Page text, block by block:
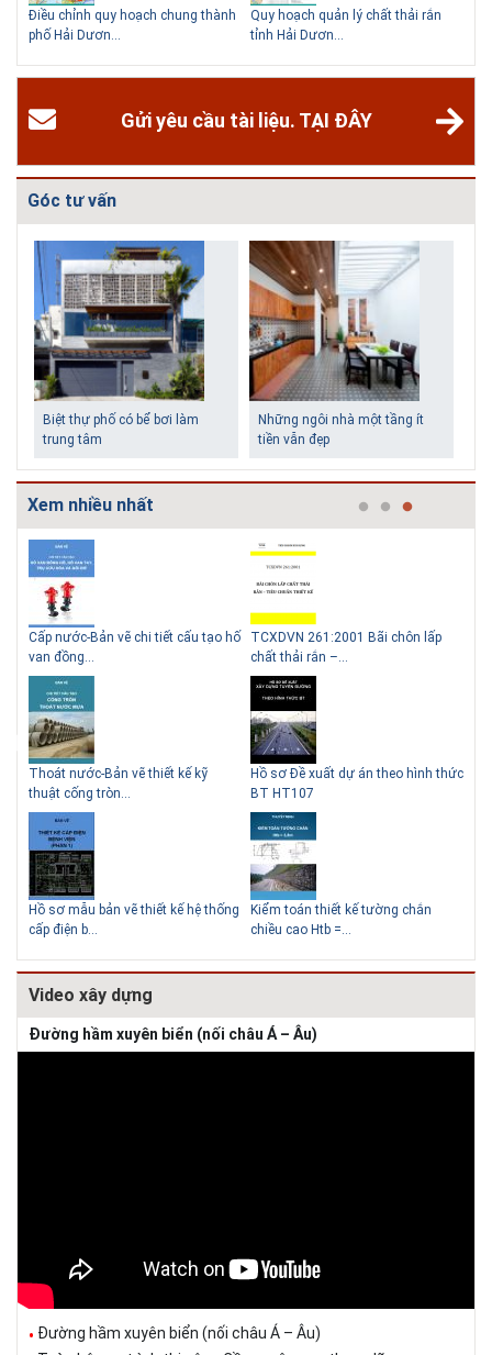
Ngoài các khách sạn và nhà nghỉ, nhiều du khách có xu hướng tìm đến
Điều chỉnh quy hoạch chung thành
phố Hải Dươn...
Quy hoạch quản lý chất thải rắn
tỉnh Hải Dươn...
Gửi yêu cầu tài liệu. TẠI ĐÂY
Góc tư vấn
Biệt thự phố có bể bơi làm
trung tâm
Những ngôi nhà một tầng ít
tiền vẫn đẹp
Lý do nên sử dụng gạch block
để xây nhà
Thiết kế nhà siêu nhỏ độc đáo
Giải pháp xử lý thấm chân
tường
Xem nhiều nhất
Cấp nước-Bản vẽ chi tiết cấu tạo hố
van đồng...
Thoát nước-Bản vẽ thiết kế kỹ
thuật cống tròn...
Hồ sơ mẫu bản vẽ thiết kế hệ thống
cấp điện b...
TCXDVN 261:2001 Bãi chôn lấp
chất thải rắn –...
Hồ sơ Đề xuất dự án theo hình thức
BT HT107
Kiểm toán thiết kế tường chắn
chiều cao Htb =...
Video xây dựng
Đường hầm xuyên biển (nối châu Á – Âu)
Đường hầm xuyên biển (nối châu Á – Âu)